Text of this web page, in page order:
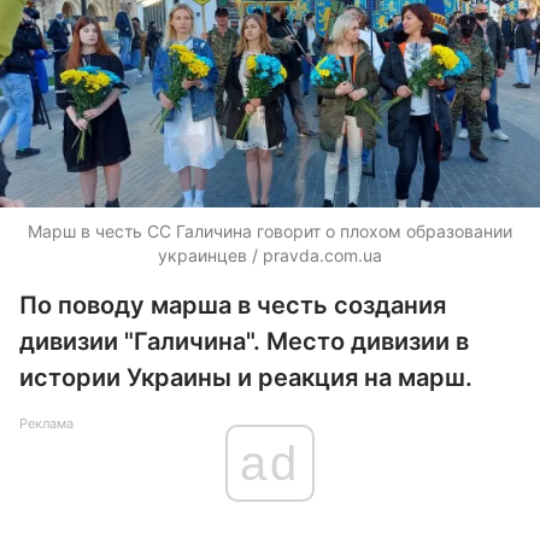
Марш в честь СС Галичина говорит о плохом образовании
украинцев / pravda.com.ua
По поводу марша в честь создания
дивизии "Галичина". Место дивизии в
истории Украины и реакция на марш.
Реклама
ad